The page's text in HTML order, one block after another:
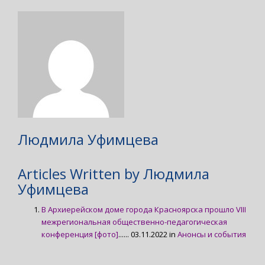
Людмила Уфимцева
Articles Written by Людмила
Уфимцева
В Архиерейском доме города Красноярска прошло VIII
межрегиональная общественно-педагогическая
конференция [фото]...... 03.11.2022 in Анонсы и события